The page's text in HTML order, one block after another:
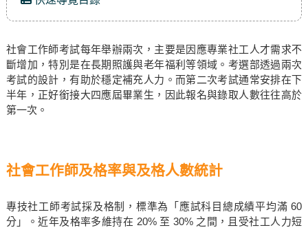
社會工作師考試每年舉辦兩次，主要是因應專業社工人才需求不
斷增加，特別是在長期照護與老年福利等領域。考選部透過兩次
考試的設計，有助於穩定補充人力。而第二次考試通常安排在下
半年，正好銜接大四應屆畢業生，因此報名與錄取人數往往高於
第一次。
社會工作師及格率與及格人數統計
專技社工師考試採及格制，標準為「應試科目總成績平均滿 60
分」。近年及格率多維持在 20% 至 30% 之間，且受社工人力短